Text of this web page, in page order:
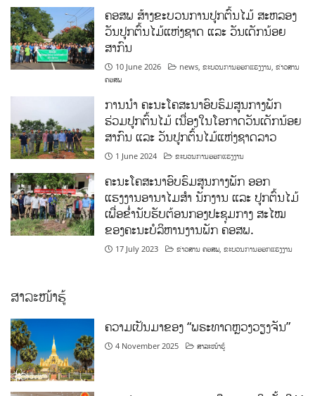
ຄອສພ ສ້າງຂະບວນການປູກຕົ້ນໄມ້ ສະຫລອງ
ວັນປູກຕົ້ນໄມ້ແຫ່ງຊາດ ແລະ ວັນເດັກນ້ອຍ
ສາກົນ
10 June 2026 news ,ຂະບວນການອອກແຮງງານ ,ຂ່າວສານ
ຄອສພ
ການນໍາ ຄະນະໂຄສະນາອົບຮົມສູນກາງພັກ
ຮ່ວມປູກຕົ້ນໄມ້ ເນື່ອງໃນໂອກາດວັນເດັກນ້ອຍ
ສາກົນ ແລະ ວັນປູກຕົ້ນໄມ້ແຫ່ງຊາດລາວ
1 June 2024 ຂະບວນການອອກແຮງງານ
ຄະນະໂຄສະນາອົບຮົມສູນກາງພັກ ອອກ
ແຮງງານອານາໄມສໍາ ນັກງານ ແລະ ປູກຕົ້ນໄມ້
ເພື່ອຂໍ່ານັບຮັບຕ້ອນກອງປະຊຸມກາງ ສະໄໝ
ຂອງຄະນະບໍລິຫານງານພັກ ຄອສພ.
17 July 2023 ຂ່າວສານ ຄອສພ ,ຂະບວນການອອກແຮງງານ
ສາລະໜ້າຮູ້
ຄວາມເປັນມາຂອງ “ພຣະທາດຫຼວງວຽງຈັນ”
4 November 2025 ສາລະໜ້າຮູ້